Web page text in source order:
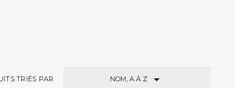
TRIÉS PAR NOM, A À Z 